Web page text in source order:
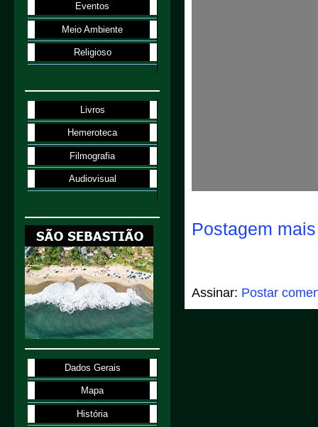
Postagem
Assinar: Postar
Eventos
Meio Ambiente
Religioso
Livros
Hemeroteca
Filmografia
Audiovisual
Dados Gerais
Mapa
História